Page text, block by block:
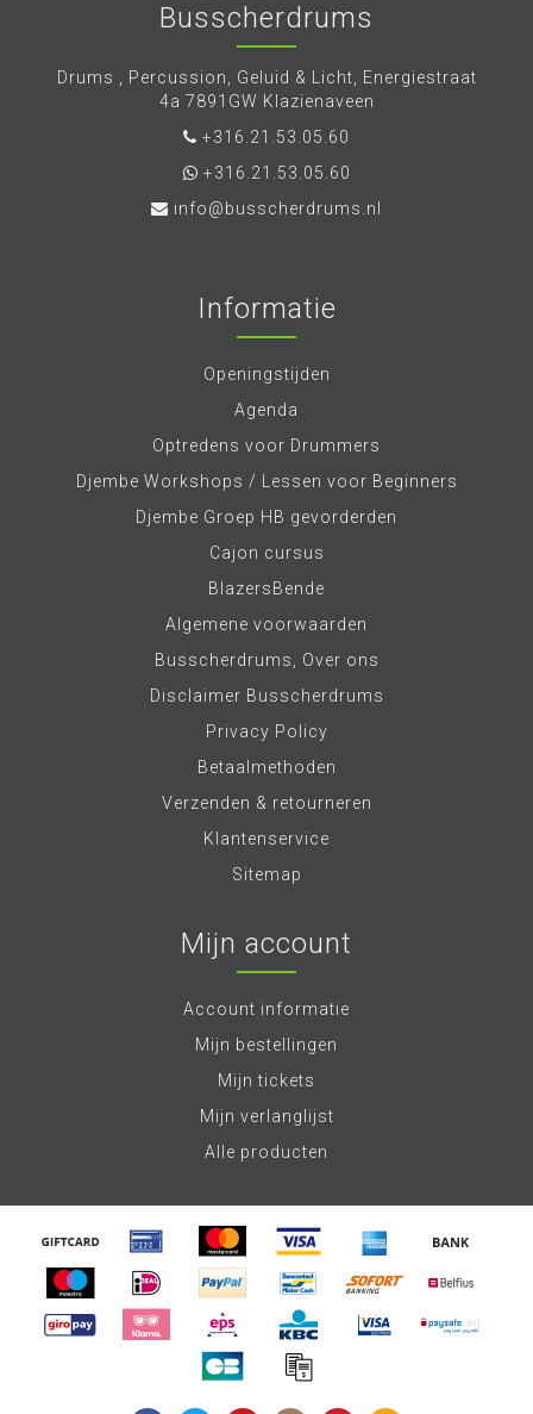
Busscherdrums
Drums , Percussion, Geluid & Licht, Energiestraat
4a 7891GW Klazienaveen
+316.21.53.05.60
+316.21.53.05.60
info@busscherdrums.nl
Informatie
Openingstijden
Agenda
Optredens voor Drummers
Djembe Workshops / Lessen voor Beginners
Djembe Groep HB gevorderden
Cajon cursus
BlazersBende
Algemene voorwaarden
Busscherdrums, Over ons
Disclaimer Busscherdrums
Privacy Policy
Betaalmethoden
Verzenden & retourneren
Klantenservice
Sitemap
Mijn account
Account informatie
Mijn bestellingen
Mijn tickets
Mijn verlanglijst
Alle producten